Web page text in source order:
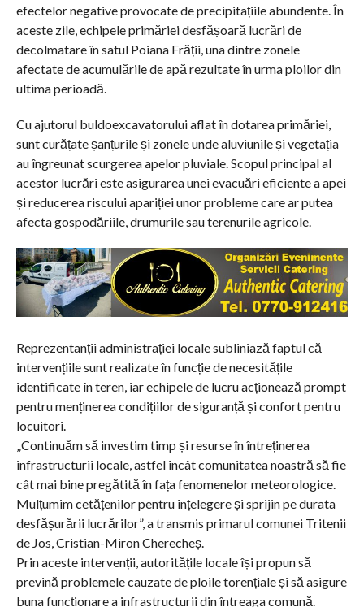
efectelor negative provocate de precipitațiile abundente. În
aceste zile, echipele primăriei desfășoară lucrări de
decolmatare în satul Poiana Frății, una dintre zonele
afectate de acumulările de apă rezultate în urma ploilor din
ultima perioadă.
Cu ajutorul buldoexcavatorului aflat în dotarea primăriei,
sunt curățate șanțurile și zonele unde aluviunile și vegetația
au îngreunat scurgerea apelor pluviale. Scopul principal al
acestor lucrări este asigurarea unei evacuări eficiente a apei
și reducerea riscului apariției unor probleme care ar putea
afecta gospodăriile, drumurile sau terenurile agricole.
Reprezentanții administrației locale subliniază faptul că
intervențiile sunt realizate în funcție de necesitățile
identificate în teren, iar echipele de lucru acționează prompt
pentru menținerea condițiilor de siguranță și confort pentru
locuitori.
„Continuăm să investim timp și resurse în întreținerea
infrastructurii locale, astfel încât comunitatea noastră să fie
cât mai bine pregătită în fața fenomenelor meteorologice.
Mulțumim cetățenilor pentru înțelegere și sprijin pe durata
desfășurării lucrărilor”, a transmis primarul comunei Tritenii
de Jos, Cristian-Miron Cherecheș.
Prin aceste intervenții, autoritățile locale își propun să
prevină problemele cauzate de ploile torențiale și să asigure
buna funcționare a infrastructurii din întreaga comună.